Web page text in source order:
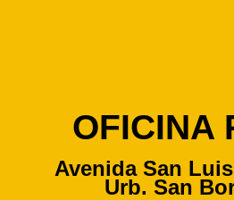
OFICINA
Avenida San
Urb. San